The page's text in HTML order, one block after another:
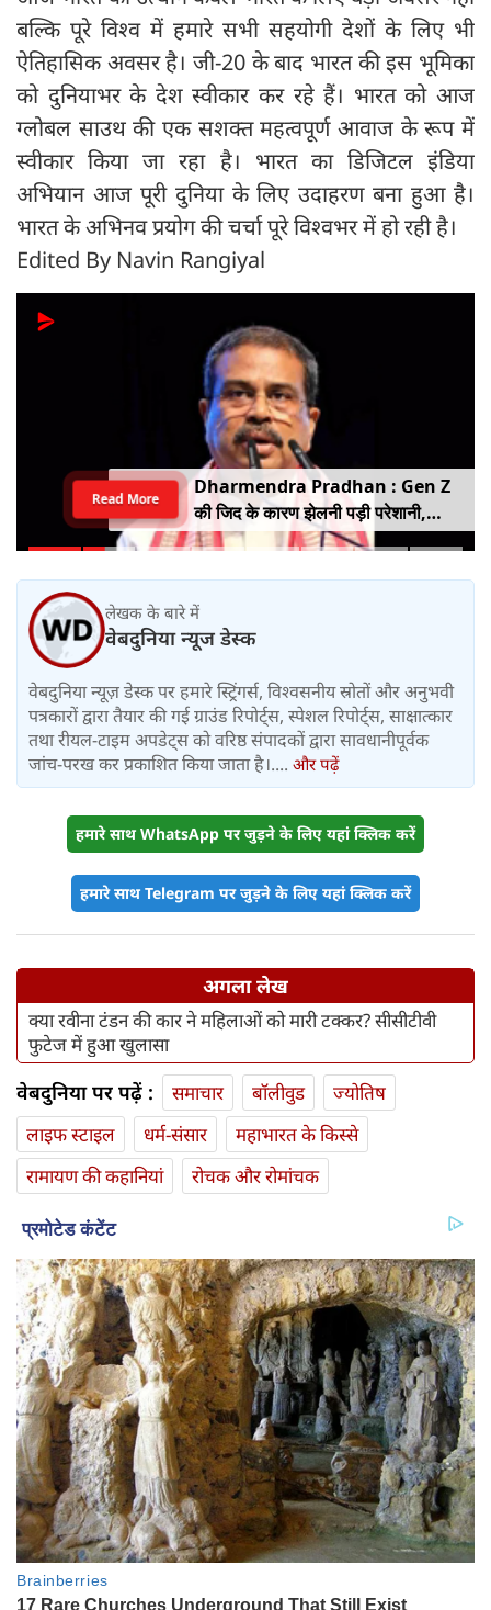
बल्कि पूरे विश्व में हमारे सभी सहयोगी देशों के लिए भी
ऐतिहासिक अवसर है। जी-20 के बाद भारत की इस भूमिका
को दुनियाभर के देश स्वीकार कर रहे हैं। भारत को आज
ग्लोबल साउथ की एक सशक्त महत्वपूर्ण आवाज के रूप में
स्वीकार किया जा रहा है। भारत का डिजिटल इंडिया
अभियान आज पूरी दुनिया के लिए उदाहरण बना हुआ है।
भारत के अभिनव प्रयोग की चर्चा पूरे विश्वभर में हो रही है।
Edited By Navin Rangiyal
Dharmendra Pradhan : Gen Z
की जिद के कारण झेलनी पड़ी परेशानी,
ताकत को नहीं किया जा सकता नजरअंदाज,
Read More
लेखक के बारे में
वेबदुनिया न्यूज डेस्क
वेबदुनिया न्यूज़ डेस्क पर हमारे स्ट्रिंगर्स, विश्वसनीय स्रोतों और अनुभवी
पत्रकारों द्वारा तैयार की गई ग्राउंड रिपोर्ट्स, स्पेशल रिपोर्ट्स, साक्षात्कार
तथा रीयल-टाइम अपडेट्स को वरिष्ठ संपादकों द्वारा सावधानीपूर्वक
जांच-परख कर प्रकाशित किया जाता है।.... और पढ़ें
हमारे साथ WhatsApp पर जुड़ने के लिए यहां क्लिक करें
हमारे साथ Telegram पर जुड़ने के लिए यहां क्लिक करें
अगला लेख
क्या रवीना टंडन की कार ने महिलाओं को मारी टक्कर? सीसीटीवी
फुटेज में हुआ खुलासा
वेबदुनिया पर पढ़ें : समाचार बॉलीवुड
ज्योतिष
लाइफ स्‍टाइल
धर्म-संसार
महाभारत के किस्से
रामायण की कहानियां
रोचक और रोमांचक